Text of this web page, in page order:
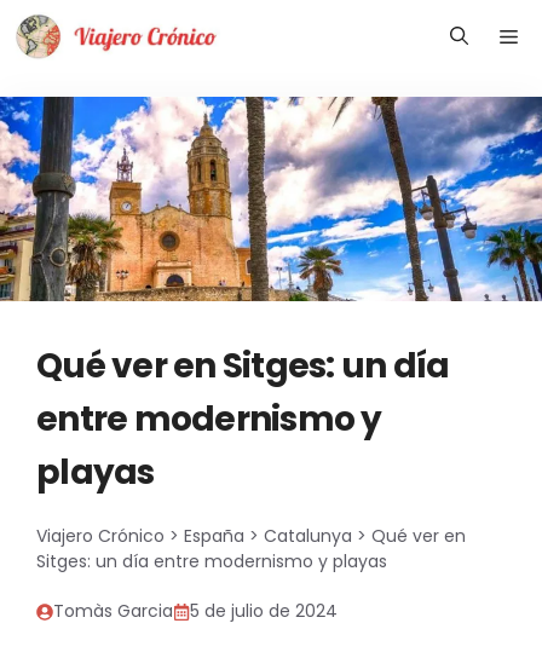
Saltar
Qué ver en Sitges: un día
entre modernismo y
playas
Viajero Crónico > España > Catalunya > Qué ver en
Sitges: un día entre modernismo y playas
Tomàs Garcia 5 de julio de 2024